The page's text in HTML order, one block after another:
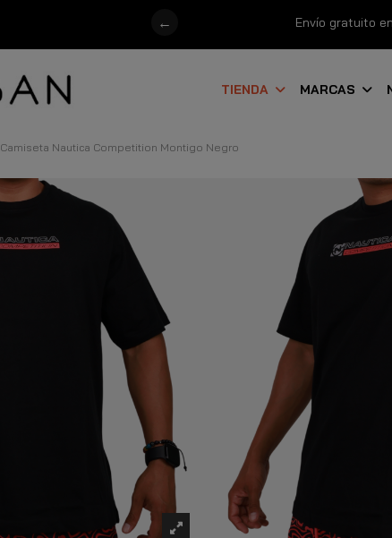
Envío gratuito
←
TIENDA MARCAS
Camiseta Nautica Competition Montigo Negro